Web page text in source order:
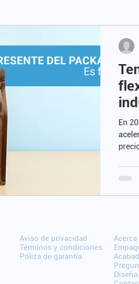
En
Aviso de privacidad
Términos y condiciones
​Póliza de garantía